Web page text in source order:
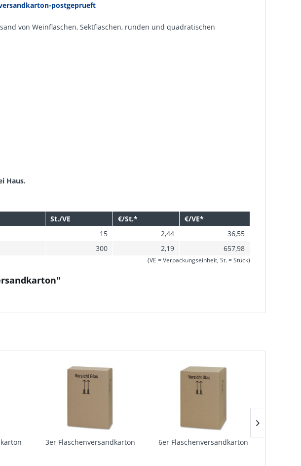
postgeprueft
von Weinflaschen, Sektflaschen, runden und quadratischen
Haus.
St./VE €/St.*
€/VE*
15 2,44
36,55
300 2,19 657,98
(VE = Verpackungseinheit, St. = Stück)
3er Flaschenversandkarton 6er Flaschenversandkarton